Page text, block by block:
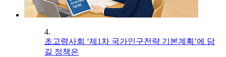
4.
초고령사회 ‘제1차 국가인구전략 기본계획’에 담
길 정책은